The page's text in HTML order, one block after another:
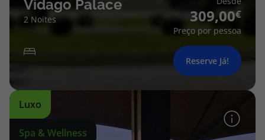
Vidago Palace
2 Noites 309,00
Preço por pessoa
Reserve Já!
Luxo
Spa & Wellness